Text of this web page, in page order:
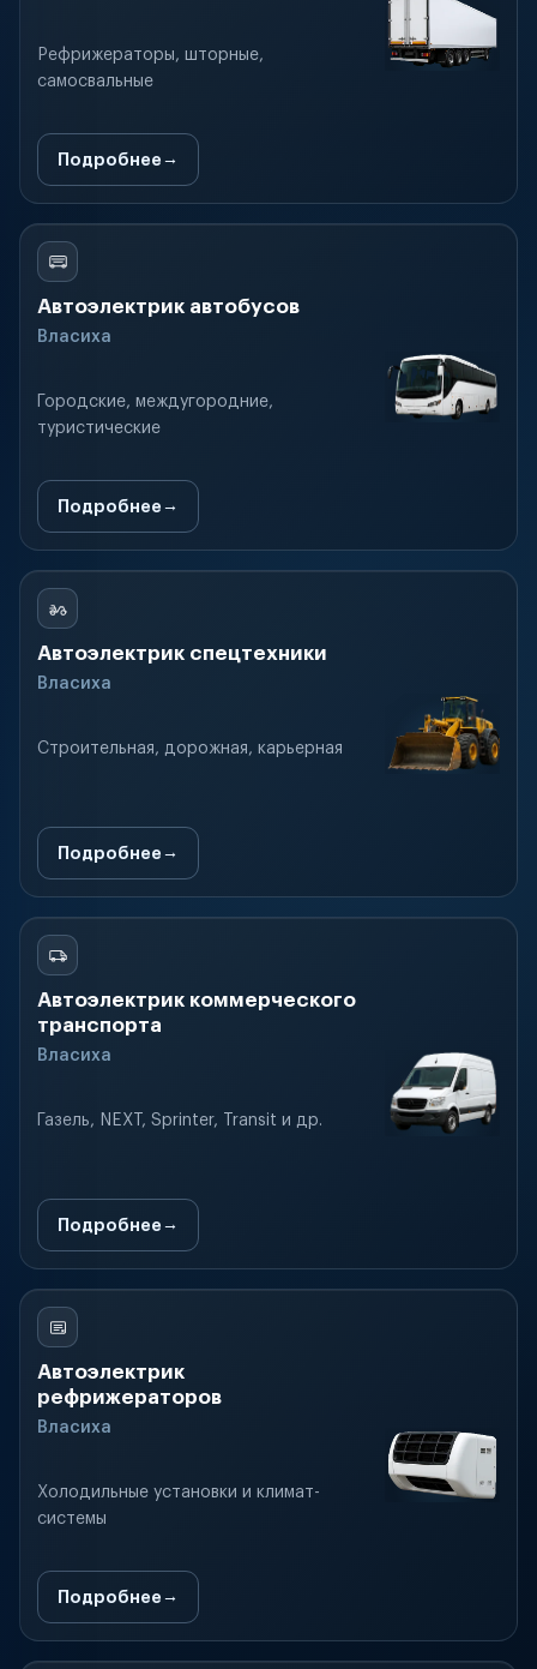
Рефрижераторы, шторные,
самосвальные
Подробнее
Автоэлектрик автобусов
Власиха
Городские, междугородние,
туристические
Подробнее
Автоэлектрик спецтехники
Власиха
Строительная, дорожная, карьерная
Подробнее
Автоэлектрик коммерческого
транспорта
Власиха
Газель, NEXT, Sprinter, Transit и др.
Подробнее
Автоэлектрик
рефрижераторов
Власиха
Холодильные установки и климат-
системы
Подробнее